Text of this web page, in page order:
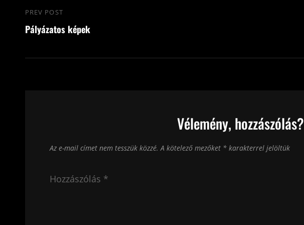
Bejegyzés
navigáció
Previous
Post
PREV POST
Pályázatos képek
Vélemény, hozzászólás?
Az e-mail címet nem tesszük közzé. A kötelező mezőket * karakterrel jelöltük
Hozzászólás *